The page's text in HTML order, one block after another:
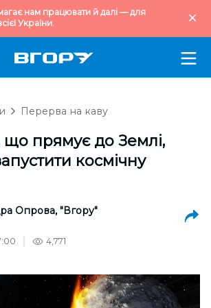
нам працювати й далі — для
України.
Перерва на каву
що прямує до Землі,
космічну
Опрова, "Вгору"
4,771